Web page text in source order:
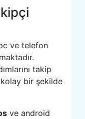
ve telefon
takip
bir şekilde
ve android